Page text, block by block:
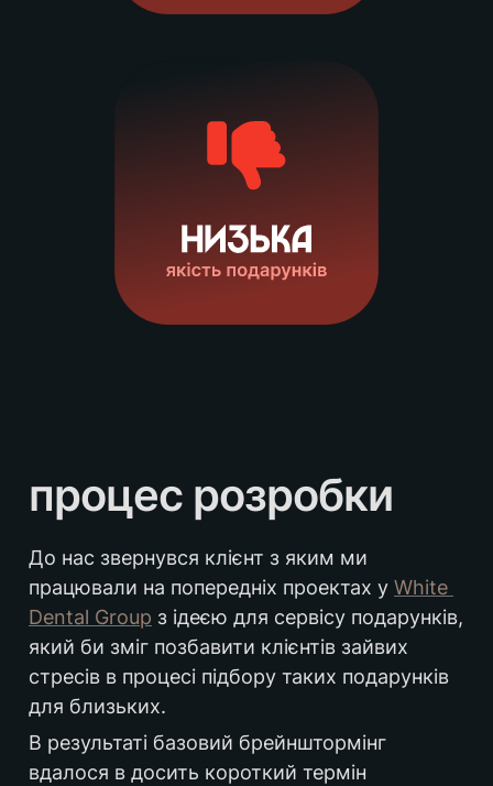
процес розробки
До нас звернувся клієнт з яким ми
працювали на попередніх проектах у White
Dental Group з ідеєю для сервісу подарунків,
який би зміг позбавити клієнтів зайвих
стресів в процесі підбору таких подарунків
для близьких.
В результаті базовий брейнштормінг
вдалося в досить короткий термін